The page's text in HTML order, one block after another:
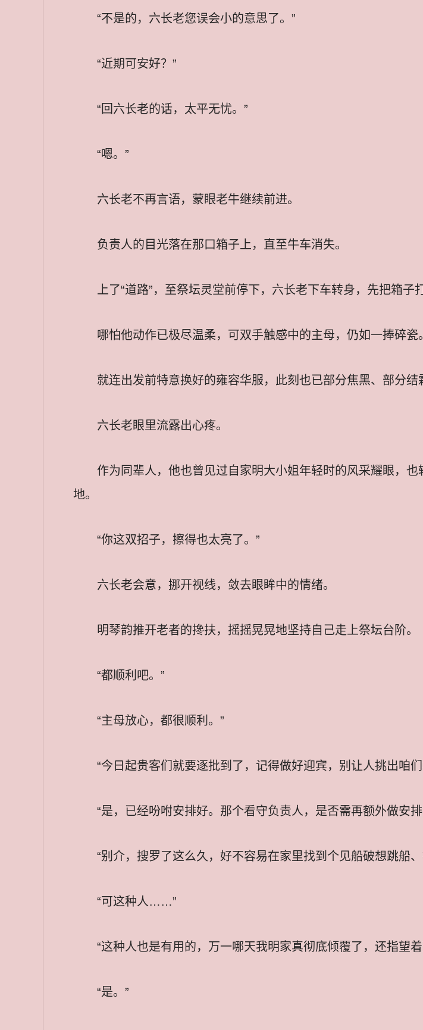
“不是的，六长老您误会小的意思了。”
“近期可安好？”
“回六长老的话，太平无忧。”
“嗯。”
六长老不再言语，蒙眼老牛继续前进。
负责人的目光落在那口箱子上，直至牛车消失。
上了“道路”，至祭坛灵堂前停下，六长老下车转身，先把箱
哪怕他动作已极尽温柔，可双手触感中的主母，仍如一捧碎瓷。
就连出发前特意换好的雍容华服，此刻也已部分焦黑、部分结
六长老眼里流露出心疼。
作为同辈人，他也曾见过自家明大小姐年轻时的风采耀眼，
地。
“你这双招子，擦得也太亮了。”
六长老会意，挪开视线，敛去眼眸中的情绪。
明琴韵推开老者的搀扶，摇摇晃晃地坚持自己走上祭坛台阶。
“都顺利吧。”
“主母放心，都很顺利。”
“今日起贵客们就要逐批到了，记得做好迎宾，别让人挑出咱
“是，已经吩咐安排好。那个看守负责人，是否需再额外做安
“别介，搜罗了这么久，好不容易在家里找到个见船破想跳船
“可这种人……”
“这种人也是有用的，万一哪天我明家真彻底倾覆了，还指望
“是。”